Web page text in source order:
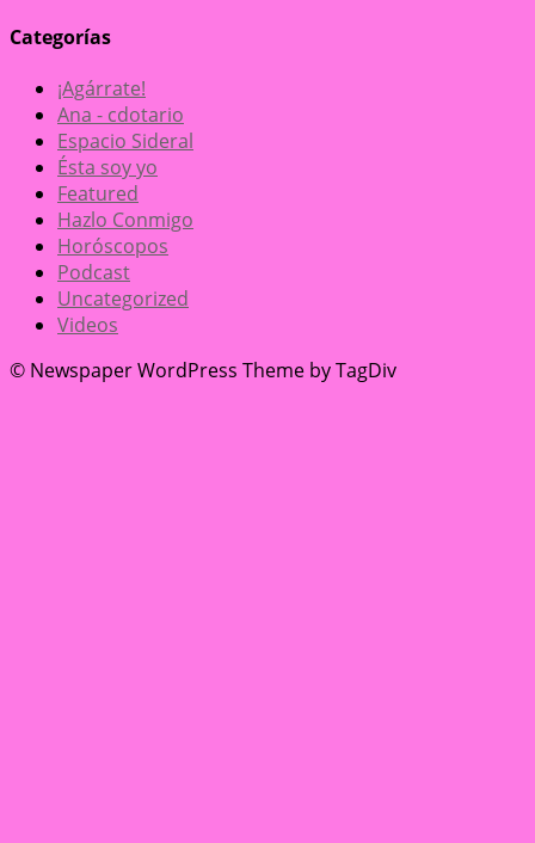
Categorías
¡Agárrate!
Ana - cdotario
Espacio Sideral
Ésta soy yo
Featured
Hazlo Conmigo
Horóscopos
Podcast
Uncategorized
Videos
© Newspaper WordPress Theme by TagDiv